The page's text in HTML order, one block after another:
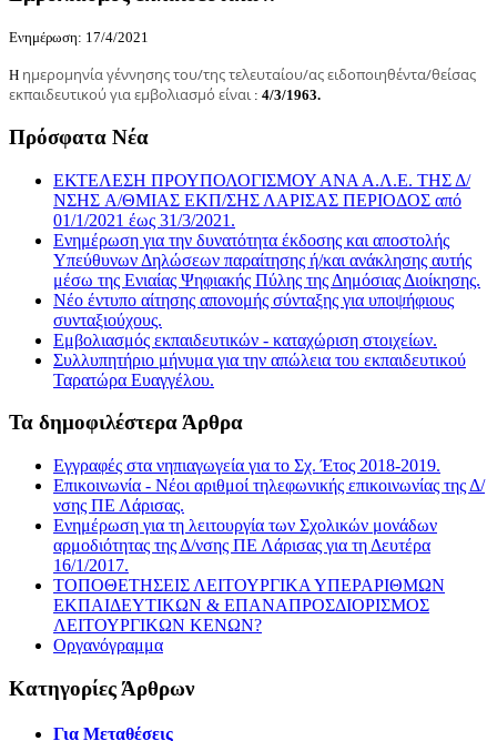
Ενημέρωση: 17/4/2021
Η ημερομηνία γέννησης του/της τελευταίου/ας ειδοποιηθέντα/θείσας
εκπαιδευτικού για εμβολιασμό είναι: 4/3/1963.
Πρόσφατα Νέα
ΕΚΤΕΛΕΣΗ ΠΡΟΥΠΟΛΟΓΙΣΜΟΥ ΑΝΑ Α.Λ.Ε. ΤΗΣ Δ/
ΝΣΗΣ A/ΘΜΙΑΣ ΕΚΠ/ΣΗΣ ΛΑΡΙΣΑΣ ΠΕΡΙΟΔΟΣ από
01/1/2021 έως 31/3/2021.
Ενημέρωση για την δυνατότητα έκδοσης και αποστολής
Υπεύθυνων Δηλώσεων παραίτησης ή/και ανάκλησης αυτής
μέσω της Ενιαίας Ψηφιακής Πύλης της Δημόσιας Διοίκησης.
Νέο έντυπο αίτησης απονομής σύνταξης για υποψήφιους
συνταξιούχους.
Εμβολιασμός εκπαιδευτικών - καταχώριση στοιχείων.
Συλλυπητήριο μήνυμα για την απώλεια του εκπαιδευτικού
Ταρατώρα Ευαγγέλου.
Τα δημοφιλέστερα Άρθρα
Εγγραφές στα νηπιαγωγεία για το Σχ. Έτος 2018-2019.
Επικοινωνία - Νέοι αριθμοί τηλεφωνικής επικοινωνίας της Δ/
νσης ΠΕ Λάρισας.
Ενημέρωση για τη λειτουργία των Σχολικών μονάδων
αρμοδιότητας της Δ/νσης ΠΕ Λάρισας για τη Δευτέρα
16/1/2017.
ΤΟΠΟΘΕΤΗΣΕΙΣ ΛΕΙΤΟΥΡΓΙΚΑ ΥΠΕΡΑΡΙΘΜΩΝ
ΕΚΠΑΙΔΕΥΤΙΚΩΝ & ΕΠΑΝΑΠΡΟΣΔΙΟΡΙΣΜΟΣ
ΛΕΙΤΟΥΡΓΙΚΩΝ ΚΕΝΩΝ?
Οργανόγραμμα
Κατηγορίες Άρθρων
Για Μεταθέσεις